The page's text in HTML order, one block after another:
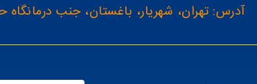
آدرس: تهران، شهریار، باغستان، جنب درمانگاه